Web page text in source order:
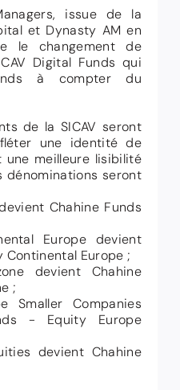
issue de la
et Dynasty AM en
le changement de
Digital Funds qui
à compter du
de la SICAV seront
une identité de
une meilleure lisibilité
dénominations seront
Chahine Funds
Europe devient
Continental Europe ;
devient Chahine
;
Smaller Companies
- Equity Europe
devient Chahine